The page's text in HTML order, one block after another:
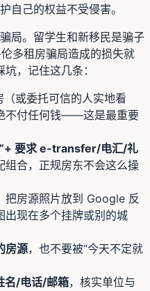
自己的权益不受侵害。
局。留学生和新移民是骗子
多租房骗局造成的损失就
，记住这几条：
（或委托可信的人实地看
不付任何钱——这是最重要
要求 e-transfer/电汇/礼
组合，正规房东不会这么操
把房源照片放到 Google 反
出现在多个挂牌或别的城
房源，也不要被“今天不定就
名/电话/邮箱，核实单位与